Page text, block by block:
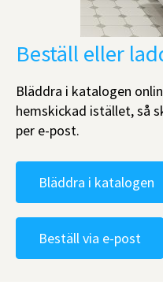
Beställ eller
Bläddra i katalogen
hemskickad istället, så
per e-post.
Bläddra i katalogen
Beställ via e-post